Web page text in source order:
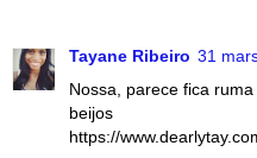
Tayane Ribeiro 31
Nossa, parece fica
beijos
https://